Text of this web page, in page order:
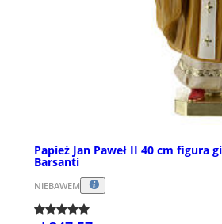
Papież Jan Paweł II 40 cm figura
Barsanti
NIEBAWEM